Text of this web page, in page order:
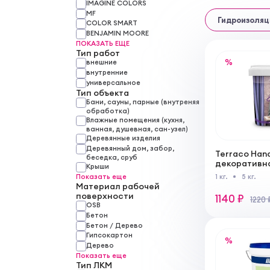
IMAGINE COLORS
MF
COLOR SMART
BENJAMIN MOORE
ПОКАЗАТЬ ЕЩЕ
Тип работ
внешние
внутренние
универсальное
Тип объекта
Бани, сауны, парные (внутреняя
обработка)
Влажные помещения (кухня,
ванная, душевная, сан-узел)
Деревянные изделия
Деревянный дом, забор,
беседка, сруб
Крыши
Показать еще
Материал рабочей
поверхности
OSB
Бетон
Бетон / Дерево
Гипсокартон
Дерево
Показать еще
Тип ЛКМ
%
Terraco
1 кг. 5 кг.
1140 ₽ 1220
%